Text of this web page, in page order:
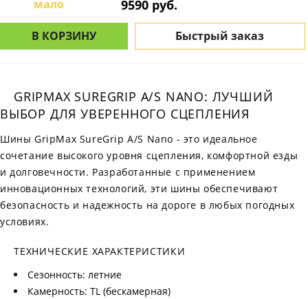
мало
9590 руб.
В КОРЗИНУ Быстрый заказ
GRIPMAX SUREGRIP A/S NANO: ЛУЧШИЙ
ВЫБОР ДЛЯ УВЕРЕННОГО СЦЕПЛЕНИЯ
Шины GripMax SureGrip A/S Nano - это идеальное
сочетание высокого уровня сцепления, комфортной езды
и долговечности. Разработанные с применением
инновационных технологий, эти шины обеспечивают
безопасность и надежность на дороге в любых погодных
условиях.
ТЕХНИЧЕСКИЕ ХАРАКТЕРИСТИКИ
Сезонность: летние
Камерность: TL (бескамерная)